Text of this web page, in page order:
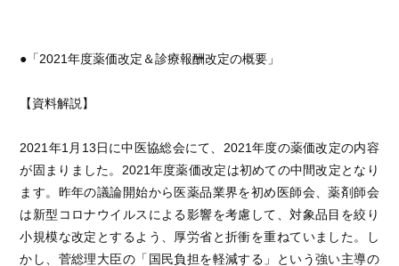
●「2021年度薬価改定＆診療報酬改定の概要」
【資料解説】
2021年1月13日に中医協総会にて、2021年度の薬価改定の内容
が固まりました。2021年度薬価改定は初めての中間改定となり
ます。昨年の議論開始から医薬品業界を初め医師会、薬剤師会
は新型コロナウイルスによる影響を考慮して、対象品目を絞り
小規模な改定とするよう、厚労省と折衝を重ねていました。し
かし、菅総理大臣の「国民負担を軽減する」という強い主導の